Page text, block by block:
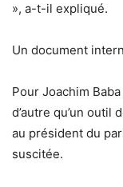
», a-t-il expliqué.
Un document
Pour Joachim
d’autre qu’un outil
au président du
suscitée.